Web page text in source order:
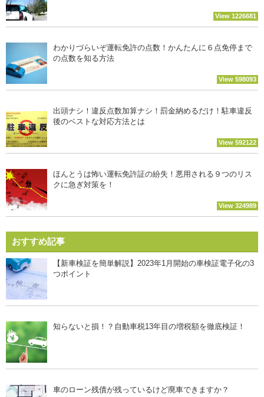
View 1226681
わかりづらいぞ運転免許の点数！かんたんに６点免停まで
の点数を知る方法
View 598093
出頭ナシ！違反点数加算ナシ！罰金納めるだけ！駐車違反
後のベストな対応方法とは
View 592122
ほんとうは怖い運転免許証の紛失！悪用される９つのリス
クに急ぎ対策を！
View 324989
おすすめ記事
【新車検証を簡単解説】2023年1月開始の車検証電子化の3
つポイント
知らないと損！？自動車税13年目の増税額を徹底検証！
車のローン残債が残っているけど廃車できますか？